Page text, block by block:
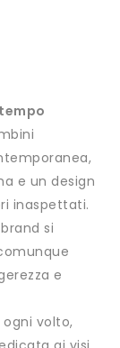
e un design
inaspettati.
si
e
volto,